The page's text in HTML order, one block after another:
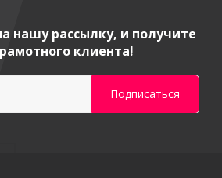
нашу рассылку, и получите
клиента!